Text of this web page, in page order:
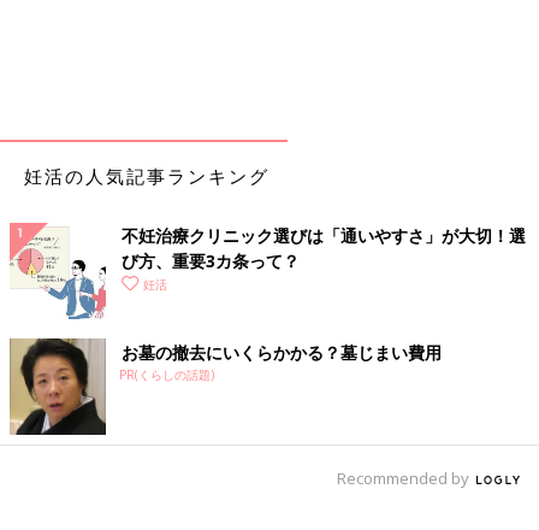
妊活の人気記事ランキング
不妊治療クリニック選びは「通いやすさ」が大切！選
び方、重要3カ条って？
妊活
お墓の撤去にいくらかかる？墓じまい費用
PR(くらしの話題)
Recommended by